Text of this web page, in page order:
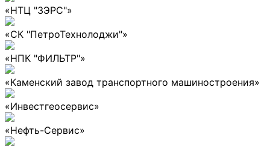
«НТЦ "ЗЭРС"»
«СК "ПетроТехнолоджи"»
«НПК "ФИЛЬТР"»
«Каменский завод транспортного машиностроения»
«Инвестгеосервис»
«Нефть-Сервис»